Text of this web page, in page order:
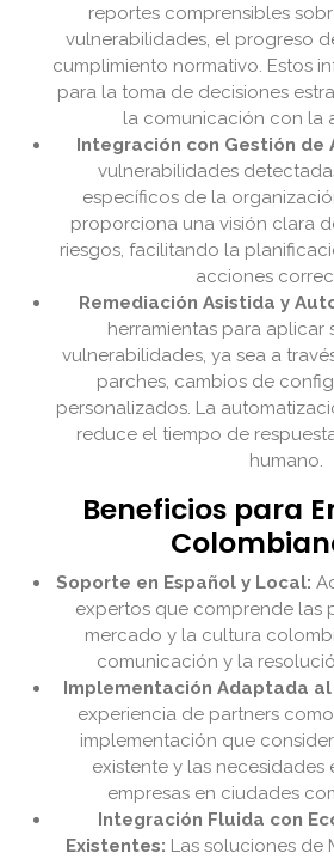
reportes comprensibles
vulnerabilidades, el progreso
cumplimiento normativo. Estos
para la toma de decisiones
la comunicación con la
Integración con Gestión de
vulnerabilidades
específicos de la
proporciona una visión clara
riesgos, facilitando la
acciones
Remediación Asistida y
herramientas para aplicar
vulnerabilidades, ya sea a
parches, cambios de
personalizados. La
reduce el tiempo de
humano.
Beneficios para
Soporte en Español y Local:
expertos que comprende las
mercado y la cultura
comunicación y la
Implementación Adaptada
experiencia de partners
implementación que
existente y las necesidades
empresas en ciudades
Integración Fluida con
Existentes: Las soluciones de